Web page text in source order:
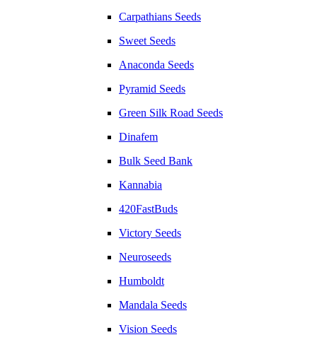
Carpathians Seeds
Sweet Seeds
Anaconda Seeds
Pyramid Seeds
Green Silk Road Seeds
Dinafem
Bulk Seed Bank
Kannabia
420FastBuds
Victory Seeds
Neuroseeds
Humboldt
Mandala Seeds
Vision Seeds